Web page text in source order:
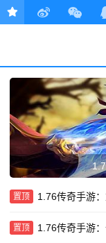
置顶 1.76传奇手游
置顶 1.76传奇手游